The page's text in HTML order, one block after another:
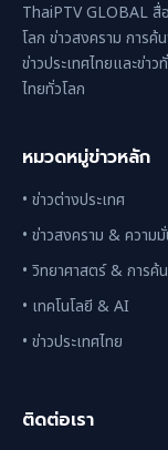
ThaiPTV GLOBAL สื่
โลก ข่าวสงคราม การ
ข่าวประเทศไทยและข่า
ไทยทั่วโลก
หมวดหมู่ข่าวหลัก
• ข่าวต่างประเทศ
• ข่าวสงคราม & ความ
• วิทยาศาสตร์ & การค้
• เทคโนโลยี & AI
• ข่าวประเทศไทย
ติดต่อเรา